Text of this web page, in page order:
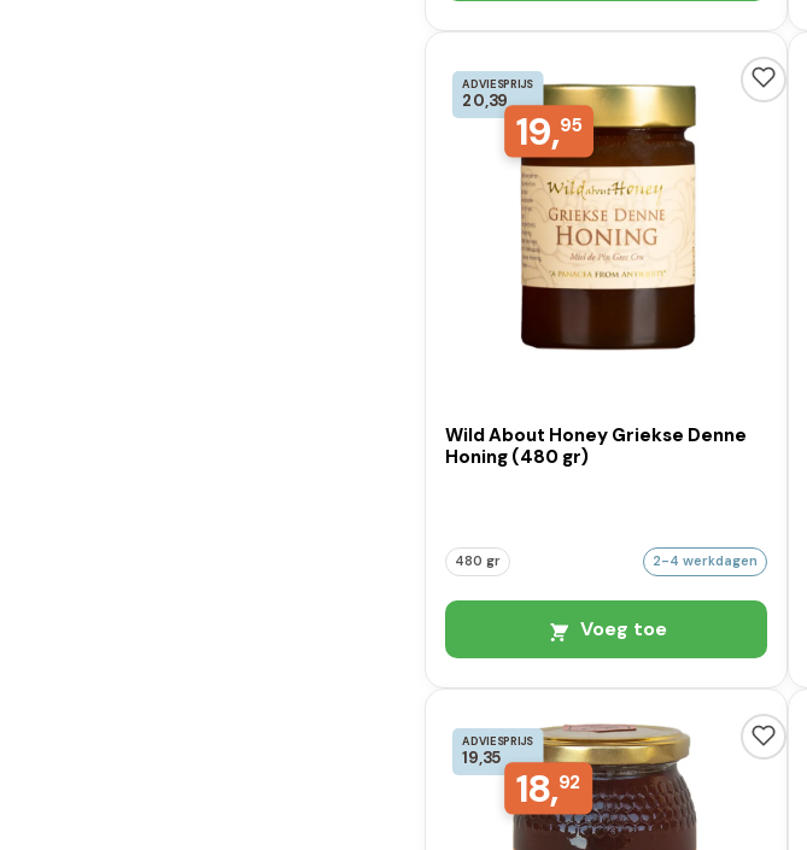
ADVIESPRIJS
20,39
19,95
Wild About Honey Griekse Denne
Honing (480 gr)
480 gr 2-4 werkdagen
Voeg toe
ADVIESPRIJS
19,35
18,92